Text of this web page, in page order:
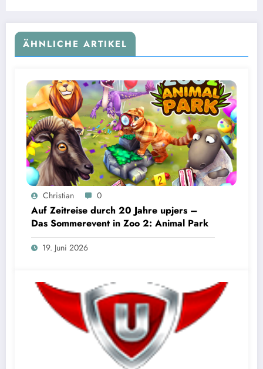
ÄHNLICHE ARTIKEL
Christian 0
Auf Zeitreise durch 20 Jahre upjers –
Das Sommerevent in Zoo 2: Animal Park
19. Juni 2026